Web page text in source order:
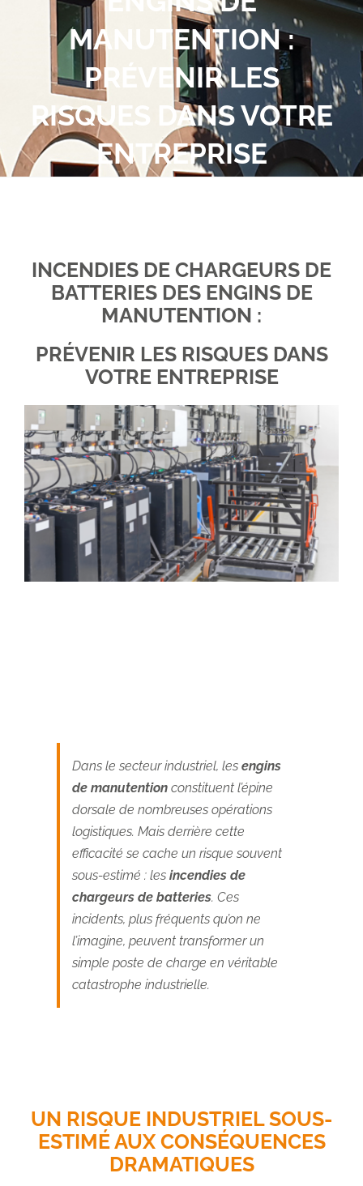
Obtenez un devis. Prenons RDV ?
MANUTENTION :
PRÉVENIR LES
RISQUES DANS VOTRE
ENTREPRISE
INCENDIES DE CHARGEURS DE
BATTERIES DES ENGINS DE
MANUTENTION :
PRÉVENIR LES RISQUES DANS
VOTRE ENTREPRISE
Dans le secteur industriel, les engins
de manutentionconstituent l’épine
dorsale de nombreuses opérations
logistiques. Mais derrière cette
efficacité se cache un risque souvent
sous-estimé : les incendies de
chargeurs de batteries. Ces
incidents, plus fréquents qu’on ne
l’imagine, peuvent transformer un
simple poste de charge en véritable
catastrophe industrielle.
UN RISQUE INDUSTRIEL SOUS-
ESTIMÉ AUX CONSÉQUENCES
DRAMATIQUES